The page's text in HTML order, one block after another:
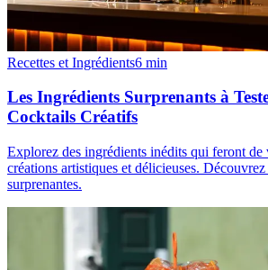
Recettes et Ingrédients6 min
Les Ingrédients Surprenants à
Cocktails Créatifs
Explorez des ingrédients inédits qui feront de
créations artistiques et délicieuses. Découvrez
surprenantes.